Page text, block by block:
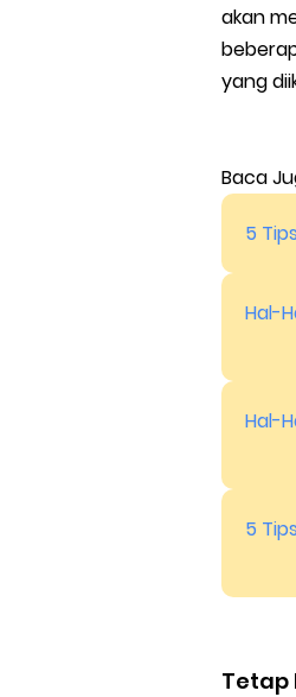
akan
yang
Baca
5
Hal-
Hal-
5
Tetap